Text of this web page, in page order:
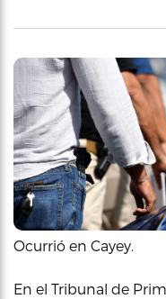
Ocurrió en Cayey.
En el Tribunal de